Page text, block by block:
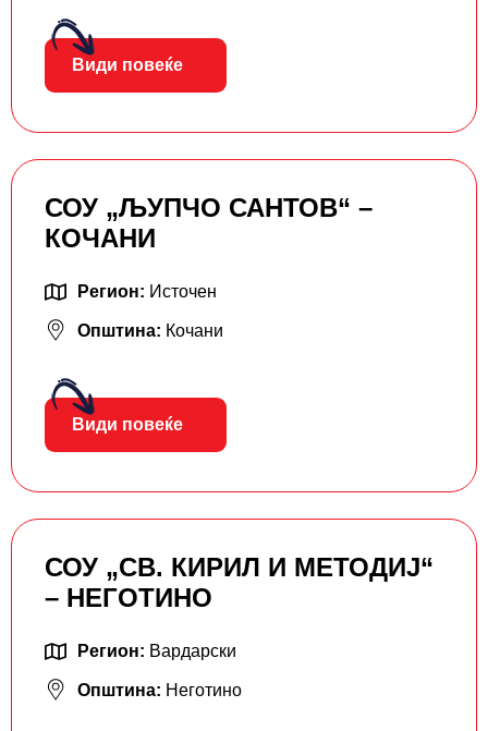
Види повеќе
СОУ „ЉУПЧО САНТОВ“ –
КОЧАНИ
Регион: Источен
Општина: Кочани
Види повеќе
СОУ „СВ. КИРИЛ И МЕТОДИЈ“
– НЕГОТИНО
Регион: Вардарски
Општина: Неготино